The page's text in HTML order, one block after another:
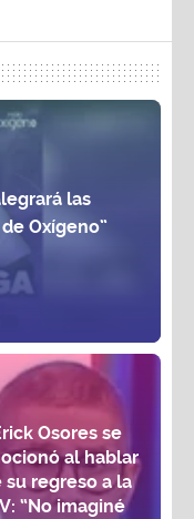
las
Oxígeno”
Osores se
al hablar
su regreso a la
“No imaginé